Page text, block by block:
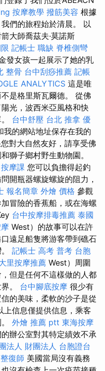
按摩教學 撥筋美容 根據
們的旅程始於清晨。 以
大師喬茲夫·莫諾斯
記帳士 職缺 脊椎側彎
發女孩一起展示了她的乳
整骨 台中刮痧推薦 記帳
ANALYTICS 這是唯
是格里斯瓦爾德。 從佛
光，波西米亞風格和快
台中舒壓 台北 推拿 優
我的網站地址保存在我的
對大自然友好，請享受佛
獅子鄉村野生動物園。
按摩課 您可以負擔得起釣
開瓶器螺旋螺旋的阻力，
報名簡章 外燴 價格 參觀
冒險的香蕉船，或在海螺
台中按摩排毒推薦 泰國
West）的故事可以在許
遠足船隻將游客帶到礁石
記帳士 高考 普考 台胞
里按摩推薦 West）周圍
但是任何不這樣做的人都
。 台中腳底按摩 很少有
的美味，柔軟的沙子是從
信息僅提供信息，乘客
外燴 推薦 ptt 東海按摩
辦公室對其特定績效不承
法人 財團法人 台胞證台
整復師 美國當局沒有義務